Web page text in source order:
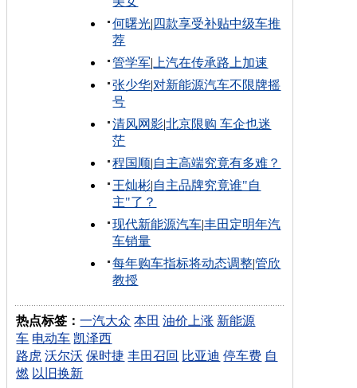
何曙光| 四款享受补贴中级车推
荐
管学军| 上汽在传承路上加速
张少华|对新能源汽车不限牌摇
号
清风网影|北京限购 车企也迷
茫
程国顺|自主高端究竟有多难？
王灿彬|自主品牌究竟谁"自
主"了？
现代新能源汽车|丰田定明年汽
车销量
每年购车指标将动态调整|管欣
教授
热点标签：一汽大众 本田 油价上涨 新能源
车 电动车 凯泽西
路虎 沃尔沃 保时捷 丰田召回 比亚迪 停车费 自
燃 以旧换新